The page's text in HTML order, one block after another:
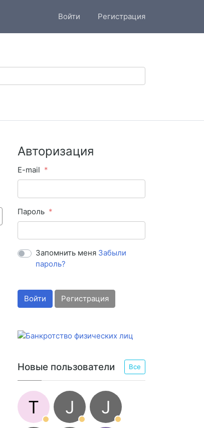
Войти Регистрация
Авторизация
E-mail
Пароль
Запомнить меня Забыли
пароль?
Войти Регистрация
Новые пользователи Все
T J
J